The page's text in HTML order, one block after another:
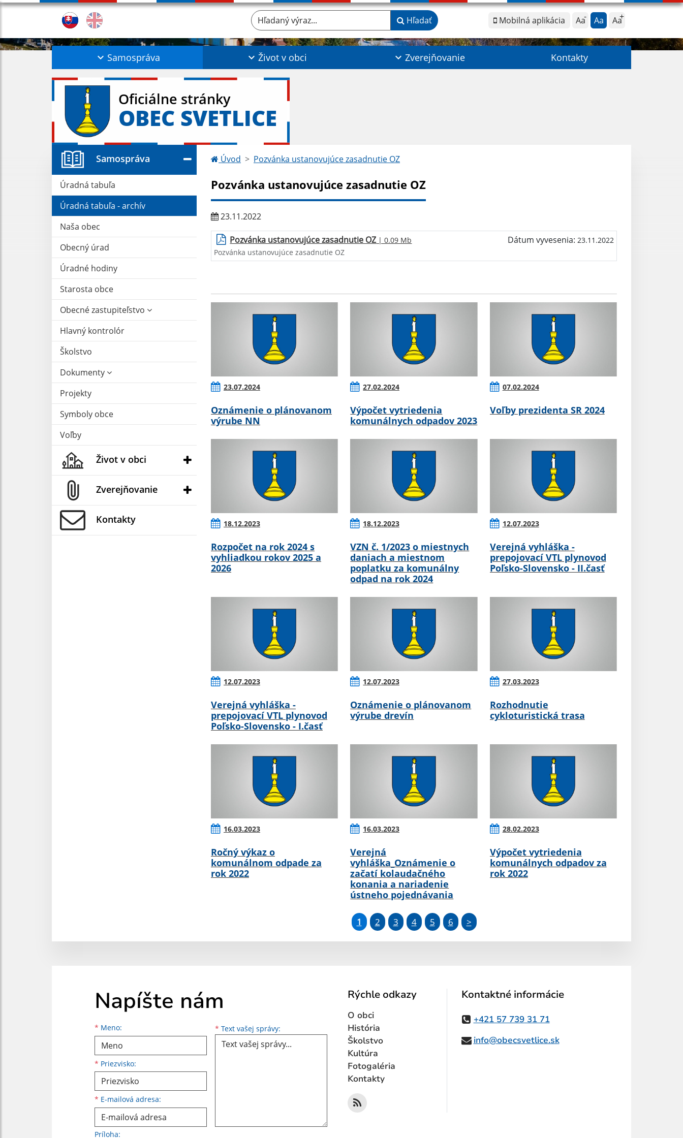
Mobilná aplikácia Aa Aa Aa
Hľadaný výraz... Hľadať
Samospráva Život v obci Zverejňovanie Kontakty
Oficiálne stránky
OBEC SVETLICE
Samospráva
Úradná tabuľa
Úradná tabuľa - archív
Naša obec
Obecný úrad
Úradné hodiny
Starosta obce
Obecné zastupiteľstvo
Hlavný kontrolór
Školstvo
Dokumenty
Projekty
Symboly obce
Voľby
Život v obci
Zverejňovanie
Kontakty
Úvod Pozvánka ustanovujúce zasadnutie OZ
Pozvánka ustanovujúce zasadnutie OZ
23.11.2022
Pozvánka ustanovujúce zasadnutie OZ| 0.09 Mb Dátum vyvesenia: 23.11.2022
Pozvánka ustanovujúce zasadnutie OZ
23.07.2024
Oznámenie o plánovanom
výrube NN
27.02.2024
Výpočet vytriedenia
komunálnych odpadov 2023
07.02.2024
Voľby prezidenta SR 2024
18.12.2023
Rozpočet na rok 2024 s
vyhliadkou rokov 2025 a
2026
18.12.2023
VZN č. 1/2023 o miestnych
daniach a miestnom
poplatku za komunálny
odpad na rok 2024
12.07.2023
Verejná vyhláška -
prepojovací VTL plynovod
Poľsko-Slovensko - II.časť
12.07.2023
Verejná vyhláška -
prepojovací VTL plynovod
Poľsko-Slovensko - I.časť
12.07.2023
Oznámenie o plánovanom
výrube drevín
27.03.2023
Rozhodnutie
cykloturistická trasa
16.03.2023
Ročný výkaz o
komunálnom odpade za
rok 2022
16.03.2023
Verejná
vyhláška_Oznámenie o
začatí kolaudačného
konania a nariadenie
ústneho pojednávania
28.02.2023
Výpočet vytriedenia
komunálnych odpadov za
rok 2022
1 2 3 4 5 6 >
Napíšte nám
* Meno:
Meno
* Priezvisko:
Priezvisko
* E-mailová adresa:
E-mailová adresa * Text vašej správy: Text vašej správy...
Príloha:
Rýchle odkazy
O obci
História
Školstvo
Kultúra
Fotogaléria
Kontakty
Kontaktné informácie
+421 57 739 31 71
info@obecsvetlice.sk